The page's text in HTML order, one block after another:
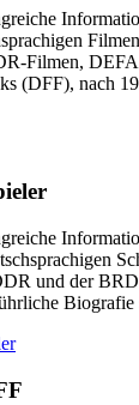
Filmen,
(DFF), nach
und der